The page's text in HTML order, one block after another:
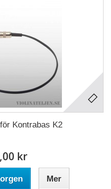
Kontrabas K2
kr
Mer